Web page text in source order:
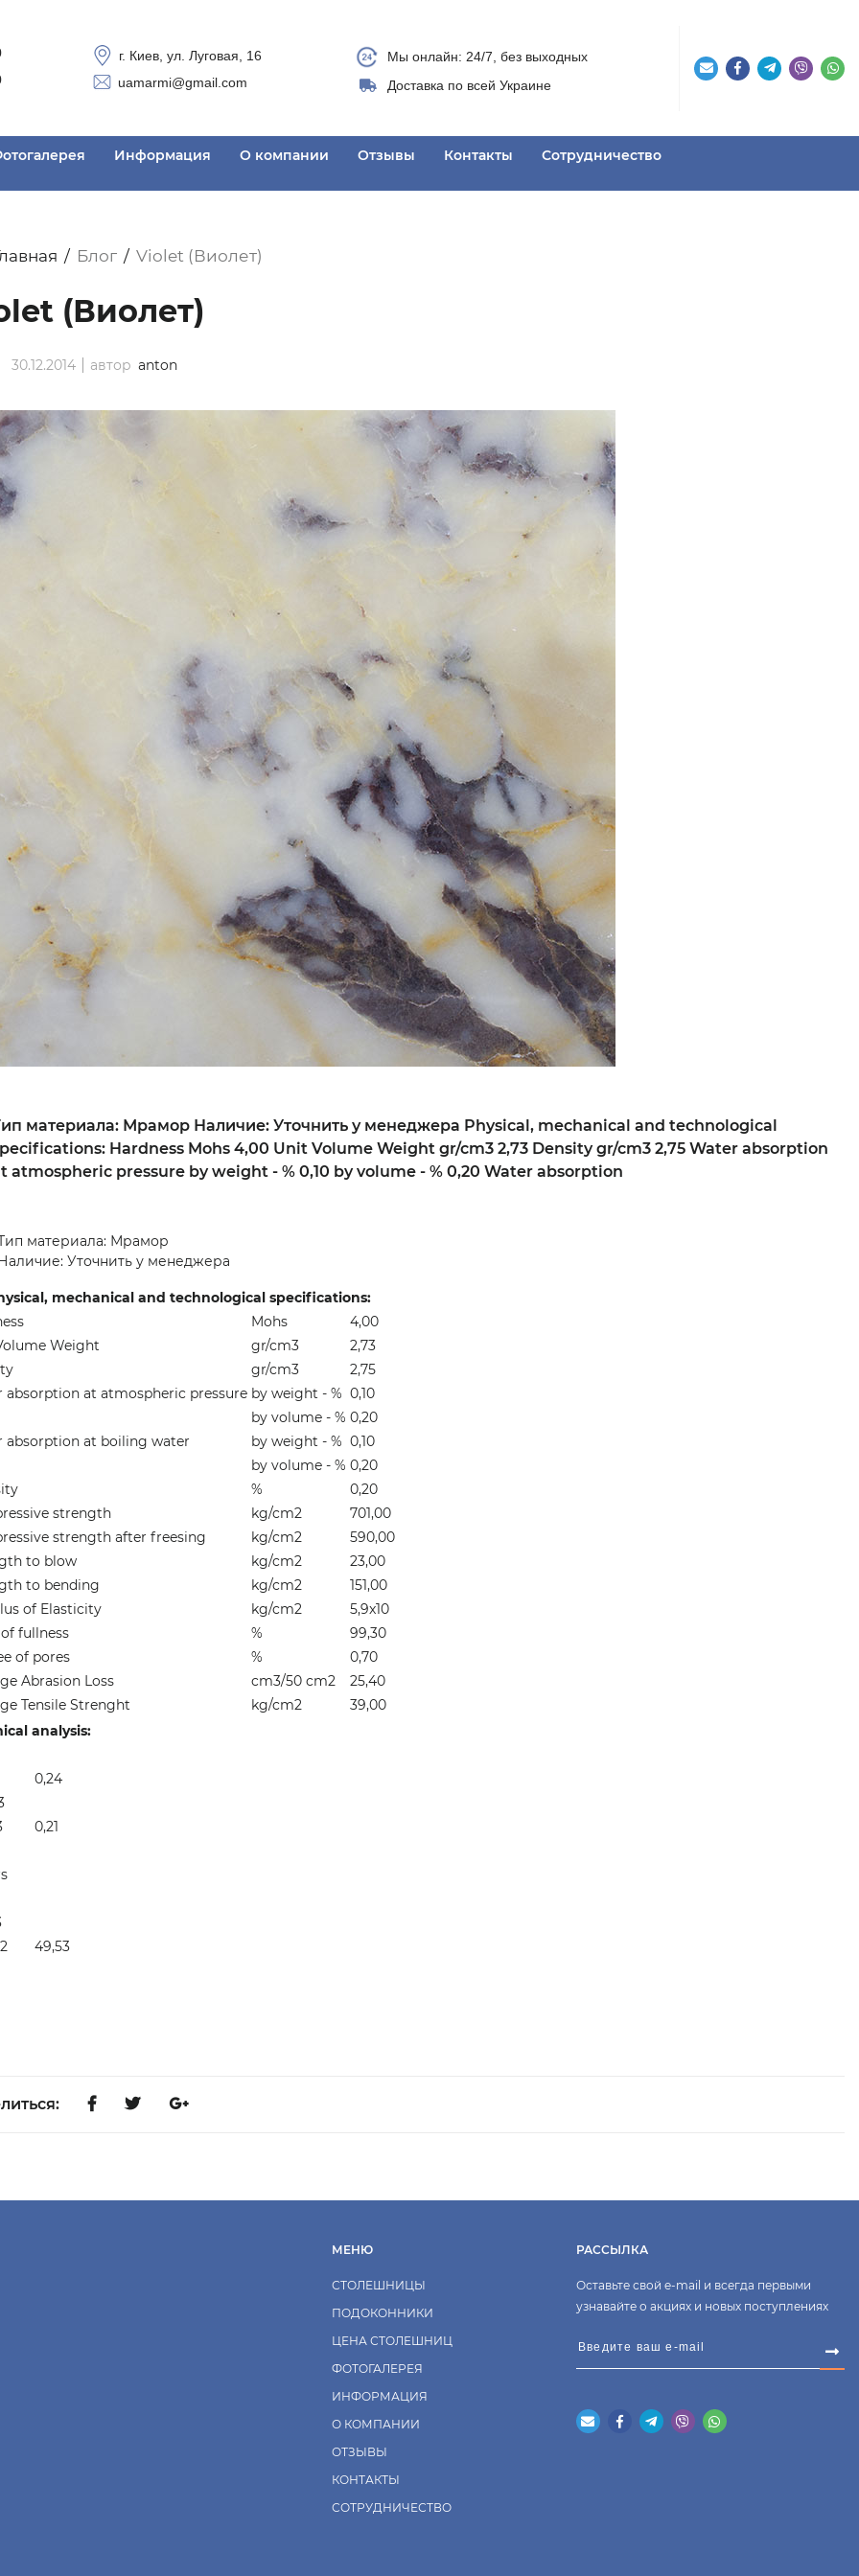
г. Киев, ул. Луговая, 16
uamarmi@gmail.com
Мы онлайн: 24/7, без выходных
Доставка по всей Украине
Информация О компании Отзывы Контакты Сотрудничество
Блог Violet (Виолет)
(Виолет)
30.12.2014 автор anton
материала: Мрамор Наличие: Уточнить у менеджера Physical, mechanical and technological
Hardness Mohs 4,00 Unit Volume Weight gr/cm3 2,73 Density gr/cm3 2,75 Water absorption
atmospheric pressure by weight - % 0,10 by volume - % 0,20 Water absorption
материала: Мрамор
Уточнить у менеджера
mechanical and technological specifications:
Mohs
4,00
Weight
gr/cm3
2,73
gr/cm3
2,75
absorption at atmospheric pressure by weight - % 0,10
by volume - % 0,20
absorption at boiling water
by weight - % 0,10
by volume - % 0,20
%
0,20
strength
kg/cm2
701,00
strength after freesing
kg/cm2
590,00
to blow
kg/cm2
23,00
to bending
kg/cm2
151,00
of Elasticity
kg/cm2
5,9x10
fullness
%
99,30
of pores
%
0,70
Abrasion Loss
cm3/50 cm2
25,40
Tensile Strenght
kg/cm2
39,00
analysis:
0,24
0,21
49,53
МЕНЮ
СТОЛЕШНИЦЫ
ПОДОКОННИКИ
ЦЕНА СТОЛЕШНИЦ
ФОТОГАЛЕРЕЯ
ИНФОРМАЦИЯ
О КОМПАНИИ
ОТЗЫВЫ
КОНТАКТЫ
СОТРУДНИЧЕСТВО
РАССЫЛКА
Оставьте свой e-mail и всегда первыми
узнавайте о акциях и новых поступлениях